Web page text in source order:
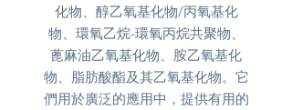
化物、醇乙氧基化物/丙氧基化
物、環氧乙烷-環氧丙烷共聚物、
蓖麻油乙氧基化物、胺乙氧基化
物、脂肪酸酯及其乙氧基化物。它
們用於廣泛的應用中，提供有用的